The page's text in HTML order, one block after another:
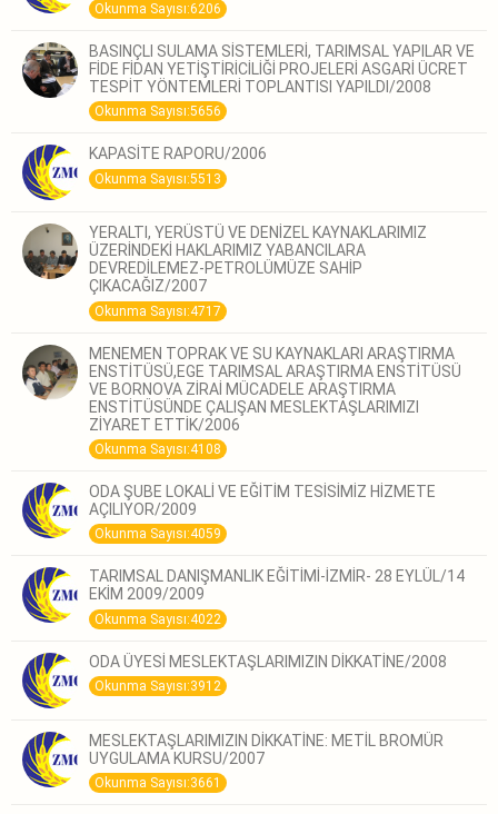
Okunma Sayısı:6206
BASINÇLI SULAMA SİSTEMLERİ, TARIMSAL YAPILAR VE
FİDE FİDAN YETİŞTİRİCİLİĞİ PROJELERİ ASGARİ ÜCRET
TESPİT YÖNTEMLERİ TOPLANTISI YAPILDI/2008
Okunma Sayısı:5656
KAPASİTE RAPORU/2006
Okunma Sayısı:5513
YERALTI, YERÜSTÜ VE DENİZEL KAYNAKLARIMIZ
ÜZERİNDEKİ HAKLARIMIZ YABANCILARA
DEVREDİLEMEZ-PETROLÜMÜZE SAHİP
ÇIKACAĞIZ/2007
Okunma Sayısı:4717
MENEMEN TOPRAK VE SU KAYNAKLARI ARAŞTIRMA
ENSTİTÜSÜ,EGE TARIMSAL ARAŞTIRMA ENSTİTÜSÜ
VE BORNOVA ZİRAİ MÜCADELE ARAŞTIRMA
ENSTİTÜSÜNDE ÇALIŞAN MESLEKTAŞLARIMIZI
ZİYARET ETTİK/2006
Okunma Sayısı:4108
ODA ŞUBE LOKALİ VE EĞİTİM TESİSİMİZ HİZMETE
AÇILIYOR/2009
Okunma Sayısı:4059
TARIMSAL DANIŞMANLIK EĞİTİMİ-İZMİR- 28 EYLÜL/14
EKİM 2009/2009
Okunma Sayısı:4022
ODA ÜYESİ MESLEKTAŞLARIMIZIN DİKKATİNE/2008
Okunma Sayısı:3912
MESLEKTAŞLARIMIZIN DİKKATİNE: METİL BROMÜR
UYGULAMA KURSU/2007
Okunma Sayısı:3661